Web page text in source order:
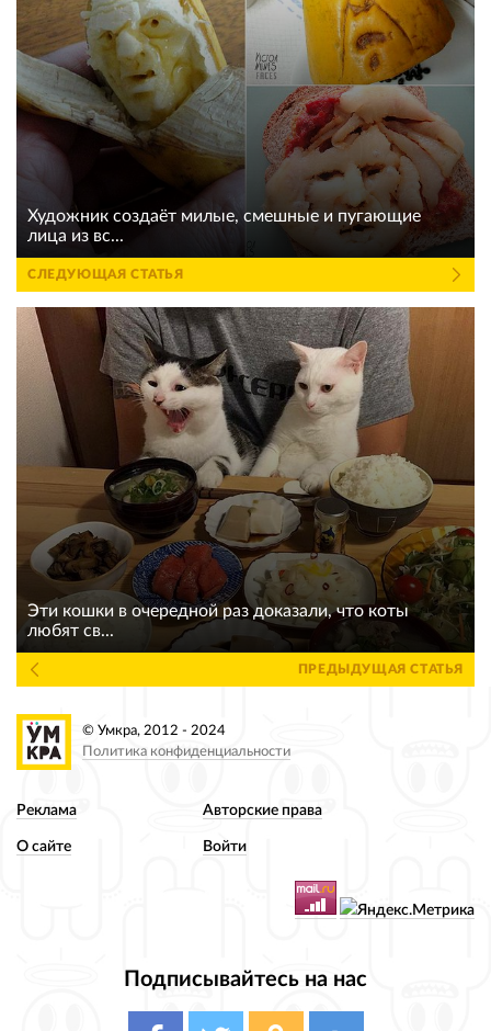
Художник создаёт милые, смешные и пугающие
лица из вс...
СЛЕДУЮЩАЯ СТАТЬЯ
Эти кошки в очередной раз доказали, что коты
любят св...
ПРЕДЫДУЩАЯ СТАТЬЯ
Реклама Авторские права
О сайте Войти
Подписывайтесь на нас
© Умкра, 2012 - 2024
Политика конфиденциальности